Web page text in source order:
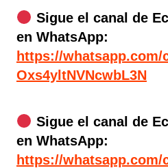
Sigue el canal de
en WhatsApp:
https://whatsapp.com/
Oxs4yltNVNcwbL3N
Sigue el canal de
en WhatsApp:
https://whatsapp.com/